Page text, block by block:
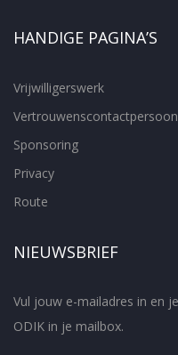
HANDIGE PAGINA’S
Vrijwilligerswerk
Vertrouwenscontactpersoon
Sponsoring
Privacy
Route
NIEUWSBRIEF
Vul jouw e-mailadres in en
ODIK in je mailbox.